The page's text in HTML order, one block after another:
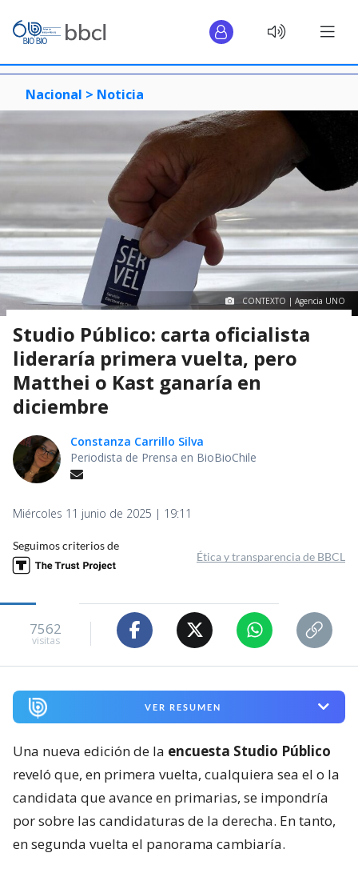
Nacional > Noticia
CONTEXTO | Agencia UNO
Studio Público: carta oficialista
lideraría primera vuelta, pero
Matthei o Kast ganaría en
diciembre
Constanza Carrillo Silva
Periodista de Prensa en BioBioChile
Miércoles 11 junio de 2025 | 19:11
Seguimos criterios de
Ética y transparencia de BBCL
7562
visitas
VER RESUMEN
Una nueva edición de la encuesta Studio Público
reveló que, en primera vuelta, cualquiera sea el o la
candidata que avance en primarias, se impondría
por sobre las candidaturas de la derecha. En tanto,
en segunda vuelta el panorama cambiaría.